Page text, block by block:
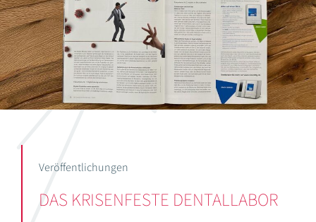
Veröffentlichungen
DAS KRISENFESTE DENTALLABOR